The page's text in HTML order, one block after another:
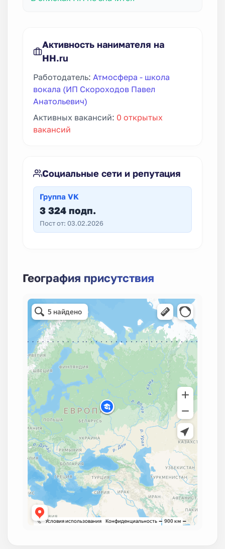
Активность нанимателя на
HH.ru
Работодатель: Атмосфера - школа
вокала (ИП Скороходов Павел
Анатольевич)
Активных вакансий: 0 открытых
вакансий
Социальные сети и репутация
Группа VK
3 324 подп.
Пост от: 03.02.2026
География присутствия